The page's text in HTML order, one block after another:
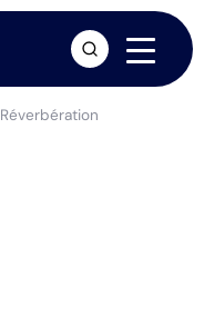
Réverbération
arrow_forward